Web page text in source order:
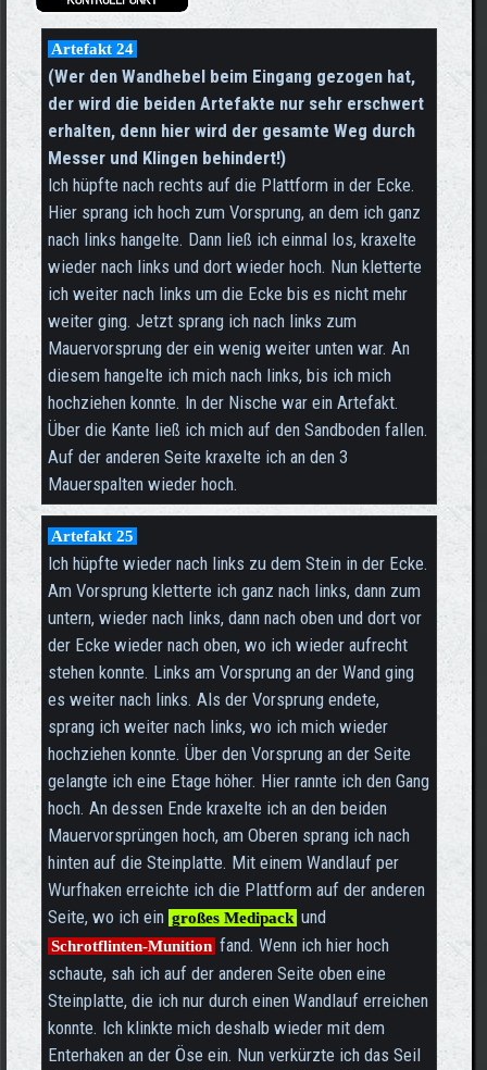
Artefakt 24
(Wer den Wandhebel beim Eingang gezogen hat,
der wird die beiden Artefakte nur sehr erschwert
erhalten, denn hier wird der gesamte Weg durch
Messer und Klingen behindert!)
Ich hüpfte nach rechts auf die Plattform in der Ecke.
Hier sprang ich hoch zum Vorsprung, an dem ich ganz
nach links hangelte. Dann ließ ich einmal los, kraxelte
wieder nach links und dort wieder hoch. Nun kletterte
ich weiter nach links um die Ecke bis es nicht mehr
weiter ging. Jetzt sprang ich nach links zum
Mauervorsprung der ein wenig weiter unten war. An
diesem hangelte ich mich nach links, bis ich mich
hochziehen konnte. In der Nische war ein Artefakt.
Über die Kante ließ ich mich auf den Sandboden fallen.
Auf der anderen Seite kraxelte ich an den 3
Mauerspalten wieder hoch.
Artefakt 25
Ich hüpfte wieder nach links zu dem Stein in der Ecke.
Am Vorsprung kletterte ich ganz nach links, dann zum
untern, wieder nach links, dann nach oben und dort vor
der Ecke wieder nach oben, wo ich wieder aufrecht
stehen konnte. Links am Vorsprung an der Wand ging
es weiter nach links. Als der Vorsprung endete,
sprang ich weiter nach links, wo ich mich wieder
hochziehen konnte. Über den Vorsprung an der Seite
gelangte ich eine Etage höher. Hier rannte ich den Gang
hoch. An dessen Ende kraxelte ich an den beiden
Mauervorsprüngen hoch, am Oberen sprang ich nach
hinten auf die Steinplatte. Mit einem Wandlauf per
Wurfhaken erreichte ich die Plattform auf der anderen
Seite, wo ich ein großes Medipack und
Schrotflinten-Munition fand. Wenn ich hier hoch
schaute, sah ich auf der anderen Seite oben eine
Steinplatte, die ich nur durch einen Wandlauf erreichen
konnte. Ich klinkte mich deshalb wieder mit dem
Enterhaken an der Öse ein. Nun verkürzte ich das Seil